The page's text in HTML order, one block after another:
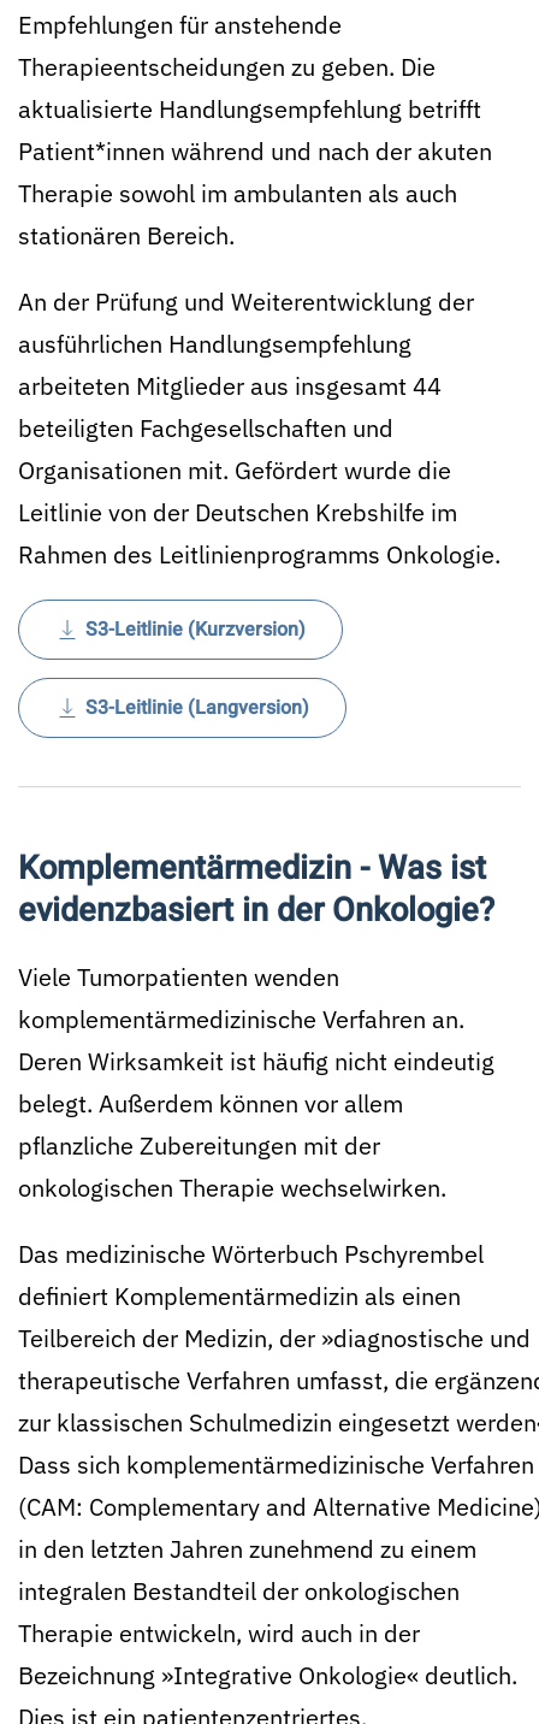
Empfehlungen für anstehende
Therapieentscheidungen zu geben. Die
aktualisierte Handlungsempfehlung betrifft
Patient*innen während und nach der akuten
Therapie sowohl im ambulanten als auch
stationären Bereich.
An der Prüfung und Weiterentwicklung der
ausführlichen Handlungsempfehlung
arbeiteten Mitglieder aus insgesamt 44
beteiligten Fachgesellschaften und
Organisationen mit. Gefördert wurde die
Leitlinie von der Deutschen Krebshilfe im
Rahmen des Leitlinienprogramms Onkologie.
S3-Leitlinie (Kurzversion)
S3-Leitlinie (Langversion)
Komplementärmedizin - Was ist
evidenzbasiert in der Onkologie?
Viele Tumorpatienten wenden
komplementärmedizinische Verfahren an.
Deren Wirksamkeit ist häufig nicht eindeutig
belegt. Außerdem können vor allem
pflanzliche Zubereitungen mit der
onkologischen Therapie wechselwirken.
Das medizinische Wörterbuch Pschyrembel
definiert Komplementärmedizin als einen
Teilbereich der Medizin, der »diagnostische und
therapeutische Verfahren umfasst, die
zur klassischen Schulmedizin eingesetzt
Dass sich komplementärmedizinische Verfahren
(CAM: Complementary and Alternative
in den letzten Jahren zunehmend zu einem
integralen Bestandteil der onkologischen
Therapie entwickeln, wird auch in der
Bezeichnung »Integrative Onkologie« deutlich.
Dies ist ein patientenzentriertes,